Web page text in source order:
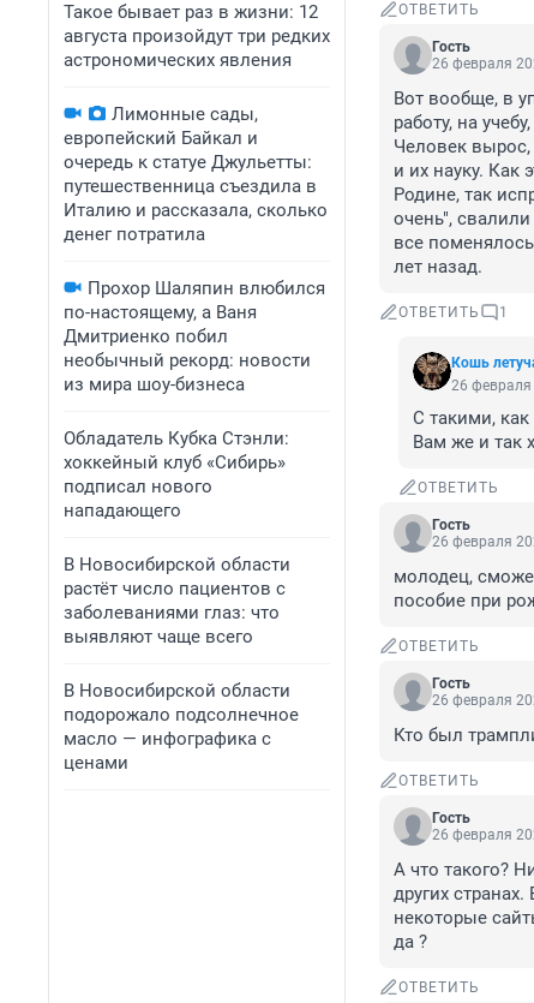
Такое бывает раз в жизни: 12
августа произойдут три редких
астрономических явления
Лимонные сады,
европейский Байкал и
очередь к статуе Джульетты:
путешественница съездила в
Италию и рассказала, сколько
денег потратила
Прохор Шаляпин влюбился
по-настоящему, а Ваня
Дмитриенко побил
необычный рекорд: новости
из мира шоу-бизнеса
Обладатель Кубка Стэнли:
хоккейный клуб «Сибирь»
подписал нового
нападающего
В Новосибирской области
растёт число пациентов с
заболеваниями глаз: что
выявляют чаще всего
В Новосибирской области
подорожало подсолнечное
масло — инфографика с
ценами
ОТВЕТИТЬ
Гость
26 февраля
Вот вообще, в
работу, на
Человек вырос,
и их науку. Как
Родине, так
очень",
все
лет назад.
ОТВЕТИТЬ 1
Кошь
26 февраля
С такими,
Вам же и так
ОТВЕТИТЬ
Гость
26 февраля
молодец,
пособие при
ОТВЕТИТЬ
Гость
26 февраля
Кто был
ОТВЕТИТЬ
Гость
26 февраля
А что такого?
других
некоторые
да ?
ОТВЕТИТЬ